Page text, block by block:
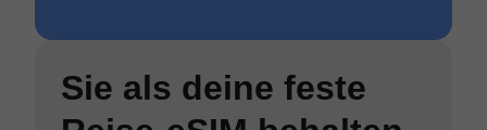
Sie als deine feste